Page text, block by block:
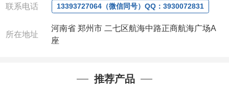
联系人：杨经理
微信：13393727064， QQ：3930072831 (欢迎致
电或者QQ、微信联系)
系。出现质量问题，全额退款，并承担所有运费，欢
联系电话 13393727064（微信同号）QQ：3930072831
所在地址
河南省 郑州市 二七区航海中路正商航海广场A
座
推荐产品